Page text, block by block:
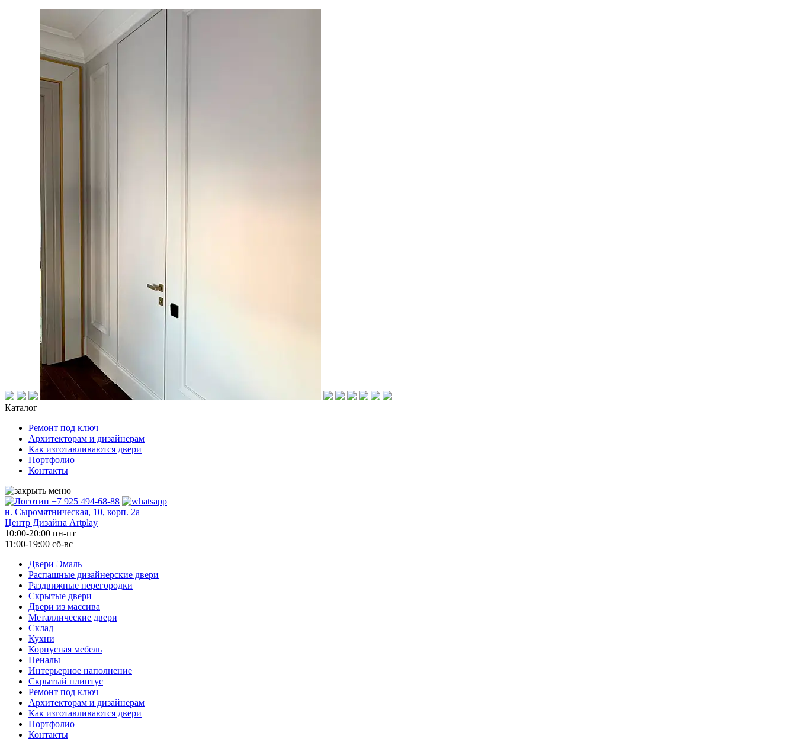
Каталог
Ремонт под ключ
Архитекторам и дизайнерам
Как изготавливаются двери
Портфолио
Контакты
+7 925 494-68-88
н. Сыромятническая, 10, корп. 2а
Центр Дизайна Artplay
10:00-20:00 пн-пт
11:00-19:00 сб-вс
Двери Эмаль
Распашные дизайнерские двери
Раздвижные перегородки
Скрытые двери
Двери из массива
Металлические двери
Склад
Кухни
Корпусная мебель
Пеналы
Интерьерное наполнение
Скрытый плинтус
Ремонт под ключ
Архитекторам и дизайнерам
Как изготавливаются двери
Портфолио
Контакты